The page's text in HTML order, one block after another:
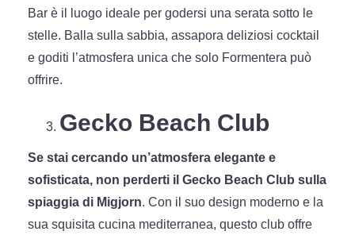
Bar è il luogo ideale per godersi una serata sotto le
stelle. Balla sulla sabbia, assapora deliziosi cocktail
e goditi l’atmosfera unica che solo Formentera può
offrire.
Gecko Beach Club
Se stai cercando un’atmosfera elegante e
sofisticata, non perderti il Gecko Beach Club sulla
spiaggia di Migjorn. Con il suo design moderno e la
sua squisita cucina mediterranea, questo club offre